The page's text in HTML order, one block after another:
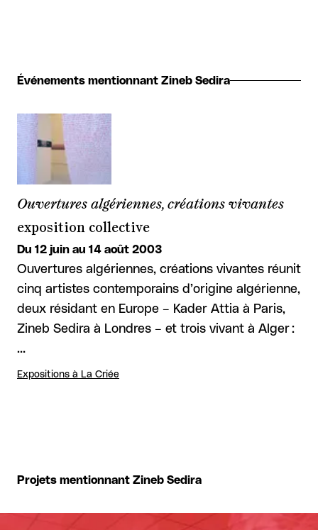
Événements mentionnant Zineb Sedira
Ouvertures algériennes, créations vivantes
exposition collective
Du 12 juin au 14 août 2003
Ouvertures algériennes, créations vivantes réunit
cinq artistes contemporains d’origine algérienne,
deux résidant en Europe – Kader Attia à Paris,
Zineb Sedira à Londres – et trois vivant à Alger :
…
Expositions à La Criée
Projets mentionnant Zineb Sedira